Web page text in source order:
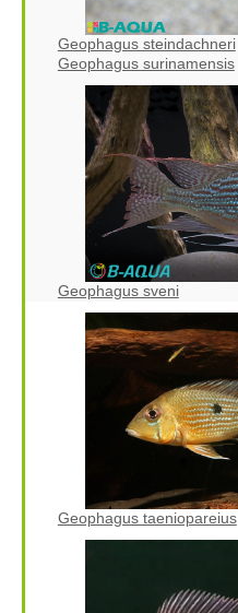
Geophagus steindachneri
Geophagus surinamensis
Geophagus sveni
Geophagus taeniopareius